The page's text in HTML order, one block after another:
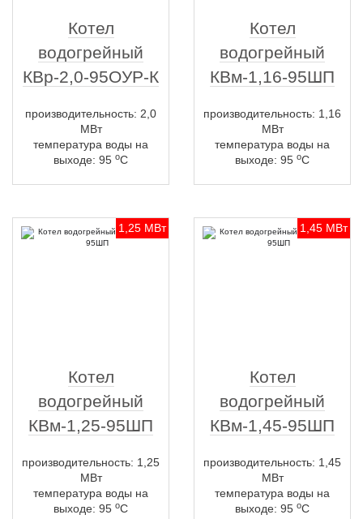
Котел
водогрейный
КВр-2,0-95ОУР-К
производительность: 2,0
МВт
температура воды на
выходе: 95 оС
Котел
водогрейный
КВм-1,16-95ШП
производительность: 1,16
МВт
температура воды на
выходе: 95 оС
1,25 МВт
Котел
водогрейный
КВм-1,25-95ШП
производительность: 1,25
МВт
температура воды на
выходе: 95 оС
1,45 МВт
Котел
водогрейный
КВм-1,45-95ШП
производительность: 1,45
МВт
температура воды на
выходе: 95 оС